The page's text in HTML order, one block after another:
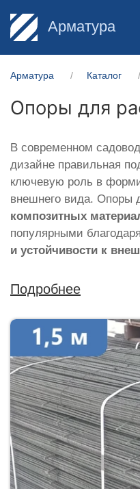
Арматура
Арматура Каталог
Опоры для
В современном
дизайне правильная
ключевую роль в
внешнего вида. Опоры
композитных
популярными
и устойчивости к
Подробнее